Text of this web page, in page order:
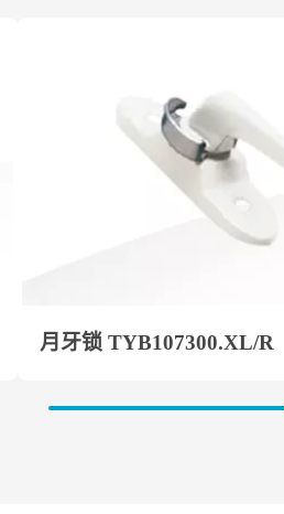
月牙锁 TYB107300.XL/R